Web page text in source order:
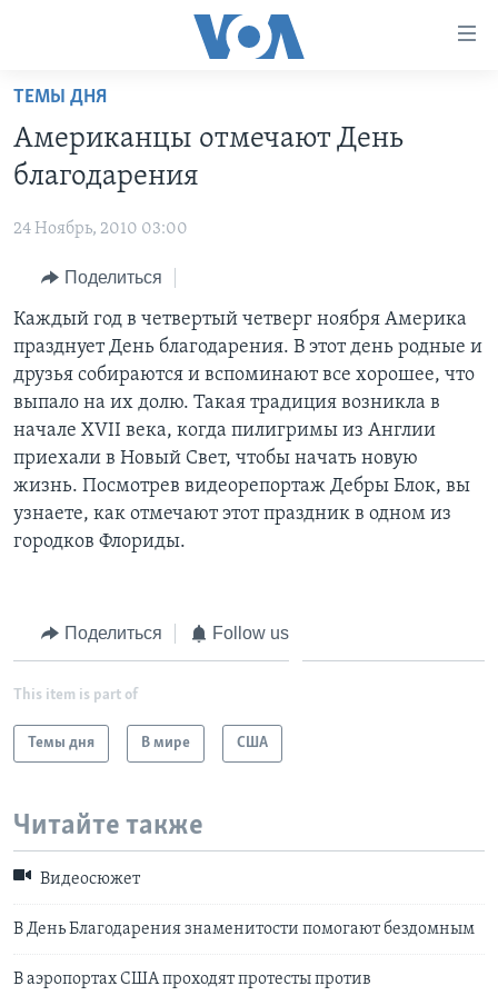
Перейти
основной
контент
навигации
Перейти
поиск
ПРОГРАММЫ
НОВОСТИ ЗА МИНУТУ
ИТОГИ
ПОЧЕМУ ЭТО ВАЖНО?
ДИСКУССИЯ VOA
ДЕТАЛИ
НЬЮ-ЙОРК NEW YORK
АМЕРИКА. БОЛЬШОЕ ПУТЕШЕСТВИЕ
УЧИМ АНГЛИЙСКИЙ
НАША АМЕРИКАНСКАЯ ИСТОРИЯ
А КАК В АМЕРИКЕ?
АРТЕФАКТЫ
АМЕРИКАНСКИЕ ГОРОДКИ
ТЕСТЫ
ЭКСПЕРТИЗА
ИНТЕРВЬЮ
ФАКТЫ ПРОТИВ ФЕЙКОВ
ЗА СВОБОДУ ПРЕССЫ
УЧИМ АНГЛИЙСКИЙ
ВИДЕО
ПОДПИСКА НА НОВОСТИ
Learning English
Языки
ТЕМЫ ДНЯ
Американцы отмечают День
благодарения
24 Ноябрь, 2010 03:00
Поделиться
Каждый год в четвертый четверг ноября Америка
празднует День благодарения. В этот день родные и
друзья собираются и вспоминают все хорошее, что
выпало на их долю. Такая традиция возникла в
начале XVII века, когда пилигримы из Англии
приехали в Новый Свет, чтобы начать новую
жизнь. Посмотрев видеорепортаж Дебры Блок, вы
узнаете, как отмечают этот праздник в одном из
городков Флориды.
Поделиться Follow us
This item is part of
Темы дня В мире США
Читайте также
Видеосюжет
В День Благодарения знаменитости помогают бездомным
В аэропортах США проходят протесты против